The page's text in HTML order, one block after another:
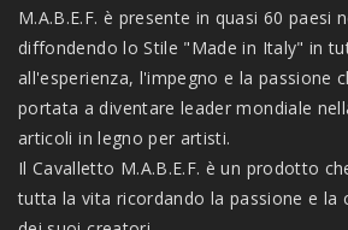
M.A.B.E.F. è presente in quasi 60 paesi
diffondendo lo Stile "Made in Italy" in
all'esperienza, l'impegno e la passione
portata a diventare leader mondiale
articoli in legno per artisti.
Il Cavalletto M.A.B.E.F. è un prodotto
tutta la vita ricordando la passione e la